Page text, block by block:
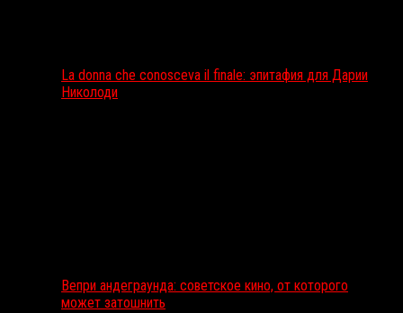
La donna che conosceva il finale: эпитафия для Дарии
Николоди
Вепри андеграунда: советское кино, от которого
может затошнить